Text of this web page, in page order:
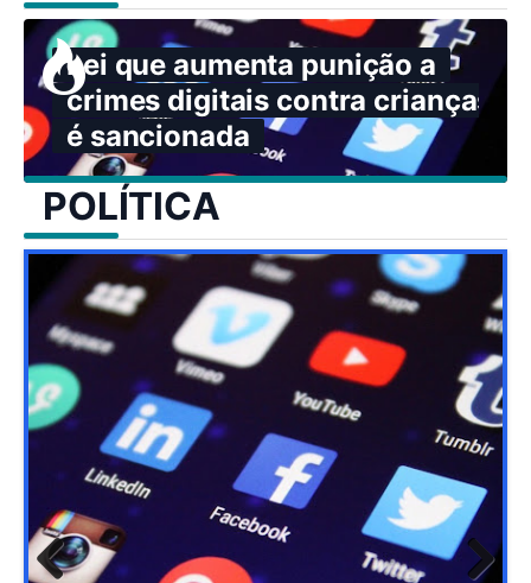
Lei que aumenta punição a
crimes digitais contra crianças
é sancionada
POLÍTICA